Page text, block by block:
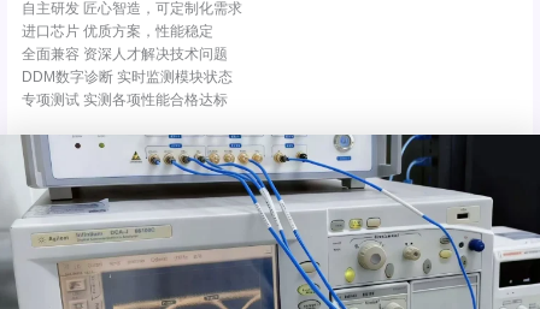
自主研发 匠心智造，可定制化需求
进口芯片 优质方案，性能稳定
全面兼容 资深人才解决技术问题
DDM数字诊断 实时监测模块状态
专项测试 实测各项性能合格达标